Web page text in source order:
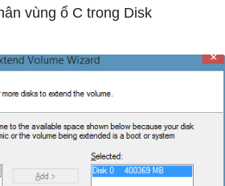
vùng ổ C trong Disk